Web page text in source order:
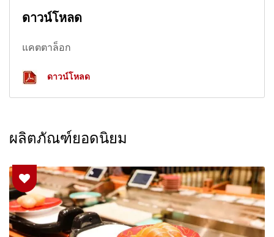
ดาวน์โหลด
แคตตาล็อก
ดาวน์โหลด
ผลิตภัณฑ์ยอดนิยม